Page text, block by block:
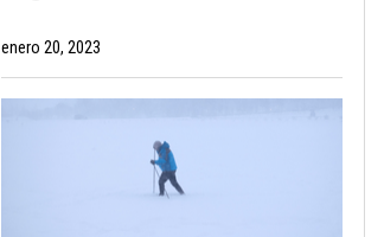
enero 20, 2023